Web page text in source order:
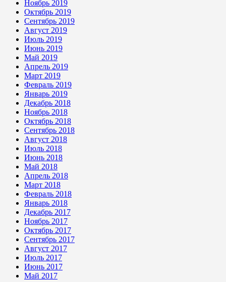
Ноябрь 2019
Октябрь 2019
Сентябрь 2019
Август 2019
Июль 2019
Июнь 2019
Май 2019
Апрель 2019
Март 2019
Февраль 2019
Январь 2019
Декабрь 2018
Ноябрь 2018
Октябрь 2018
Сентябрь 2018
Август 2018
Июль 2018
Июнь 2018
Май 2018
Апрель 2018
Март 2018
Февраль 2018
Январь 2018
Декабрь 2017
Ноябрь 2017
Октябрь 2017
Сентябрь 2017
Август 2017
Июль 2017
Июнь 2017
Май 2017